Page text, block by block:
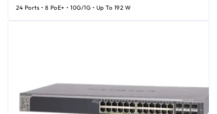
24 Ports • 8 PoE+ • 10G/1G • Up To 192 W